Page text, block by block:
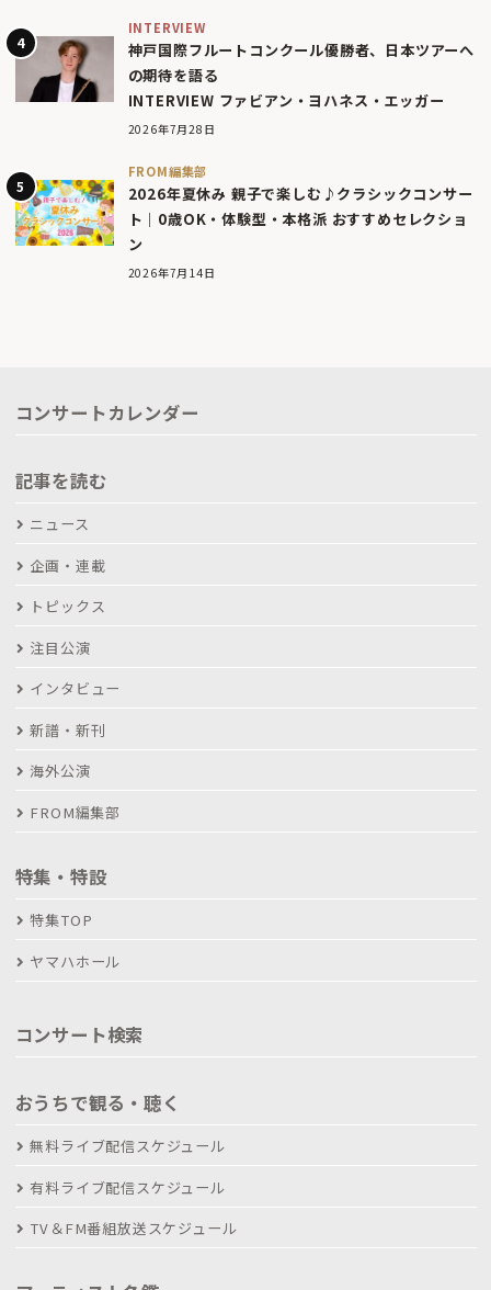
INTERVIEW
神戸国際フルートコンクール優勝者、日本ツアーへ
の期待を語る
INTERVIEW ファビアン・ヨハネス・エッガー
2026年7月28日
FROM編集部
2026年夏休み 親子で楽しむ♪クラシックコンサー
ト｜0歳OK・体験型・本格派 おすすめセレクショ
ン
2026年7月14日
コンサートカレンダー
記事を読む
ニュース
企画・連載
トピックス
注目公演
インタビュー
新譜・新刊
海外公演
FROM編集部
特集・特設
特集TOP
ヤマハホール
コンサート検索
おうちで観る・聴く
無料ライブ配信スケジュール
有料ライブ配信スケジュール
TV＆FM番組放送スケジュール